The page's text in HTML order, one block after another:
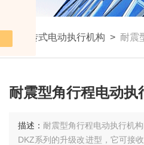
多转式电动执行机构 > 耐震
耐震型角行程电动执
描述： 耐震型角行程电动执行机
DKZ系列的升级改进型，它可接收